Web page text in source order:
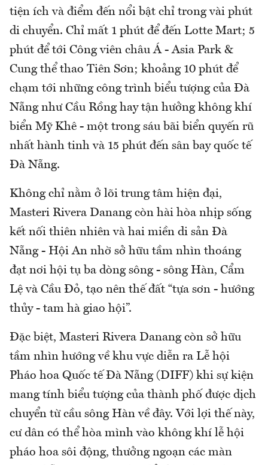
tiện ích và điểm đến nổi bật chỉ trong vài phút
di chuyển. Chỉ mất 1 phút để đến Lotte Mart; 5
phút để tới Công viên châu Á - Asia Park &
Cung thể thao Tiên Sơn; khoảng 10 phút để
chạm tới những công trình biểu tượng của Đà
Nẵng như Cầu Rồng hay tận hưởng không khí
biển Mỹ Khê - một trong sáu bãi biển quyến rũ
nhất hành tinh và 15 phút đến sân bay quốc tế
Đà Nẵng.
Không chỉ nằm ở lõi trung tâm hiện đại,
Masteri Rivera Danang còn hài hòa nhịp sống
kết nối thiên nhiên và hai miền di sản Đà
Nẵng - Hội An nhờ sở hữu tầm nhìn thoáng
đạt nơi hội tụ ba dòng sông - sông Hàn, Cẩm
Lệ và Cầu Đỏ, tạo nên thế đất “tựa sơn - hướng
thủy - tam hà giao hội”.
Đặc biệt, Masteri Rivera Danang còn sở hữu
tầm nhìn hướng về khu vực diễn ra Lễ hội
Pháo hoa Quốc tế Đà Nẵng (DIFF) khi sự kiện
mang tính biểu tượng của thành phố được dịch
chuyển từ cầu sông Hàn về đây. Với lợi thế này,
cư dân có thể hòa mình vào không khí lễ hội
pháo hoa sôi động, thưởng ngoạn các màn